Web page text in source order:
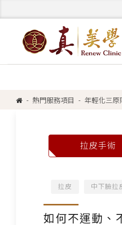
熱門服務項目 年輕化三原
拉皮手術
拉皮 中下臉拉
如何不運動、